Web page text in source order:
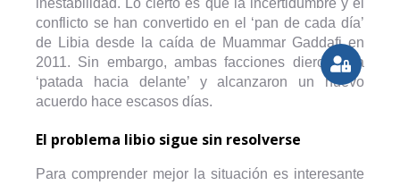
inestabilidad. Lo cierto es que la incertidumbre y el
conflicto se han convertido en el ‘pan de cada día’
de Libia desde la caída de Muammar Gaddafi en
2011. Sin embargo, ambas facciones dieron una
‘patada hacia delante’ y alcanzaron un nuevo
acuerdo hace escasos días.
El problema libio sigue sin resolverse
Para comprender mejor la situación es interesante